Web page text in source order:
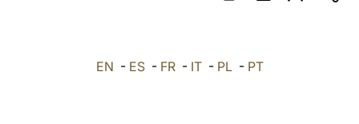
EN - ES- FR- IT- PL- PT